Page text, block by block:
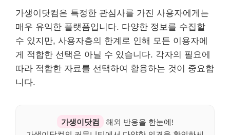
가생이닷컴은 특정한 관심사를 가진 사용자에게는
매우 유익한 플랫폼입니다. 다양한 정보를 수집할
수 있지만, 사용자층의 한계로 인해 모든 이용자에
게 적합한 선택은 아닐 수 있습니다. 각자의 필요에
따라 적합한 자료를 선택하여 활용하는 것이 중요합
니다.
가생이닷컴
해외 반응을 한눈에!